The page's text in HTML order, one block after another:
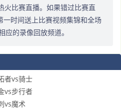
火比赛直播。如果错过比赛直
时间送上比赛视频集锦和全场
应的录像回放频道。
者vs骑士
vs步行者
vs魔术